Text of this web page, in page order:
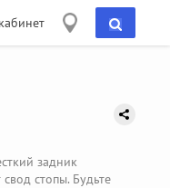
задник
стопы. Будьте